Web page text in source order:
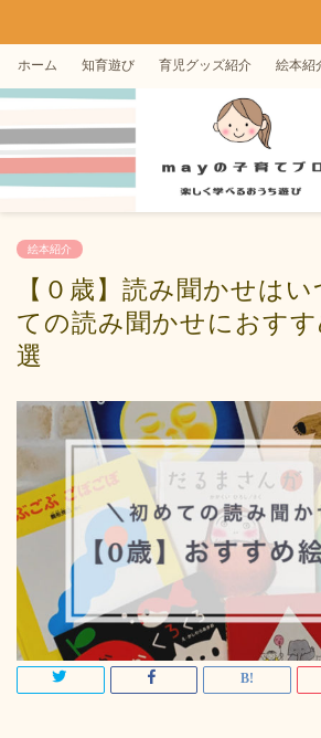
ホーム 知育遊び 育児グッズ紹介 絵本紹
絵本紹介
【０歳】読み聞かせは
ての読み聞かせにおすす
選